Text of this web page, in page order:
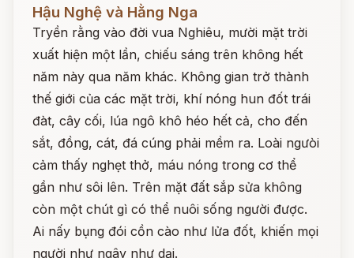
Hậu Nghệ và Hằng Nga
Tryền rằng vào đời vua Nghiêu, mười mặt trời
xuất hiện một lần, chiếu sáng trên không hết
năm này qua năm khác. Không gian trở thành
thế giới của các mặt trời, khí nóng hun đốt trái
đàt, cây cối, lúa ngô khô héo hết cả, cho đến
sắt, đồng, cát, đá cúng phải mềm ra. Loài ngưòi
cảm thấy nghẹt thở, máu nóng trong cơ thể
gần như sôi lên. Trên mặt đất sắp sửa không
còn một chút gì có thể nuôi sống người được.
Ai nấy bụng đói cồn cào như lửa đốt, khiến mọi
người như ngây như dại.